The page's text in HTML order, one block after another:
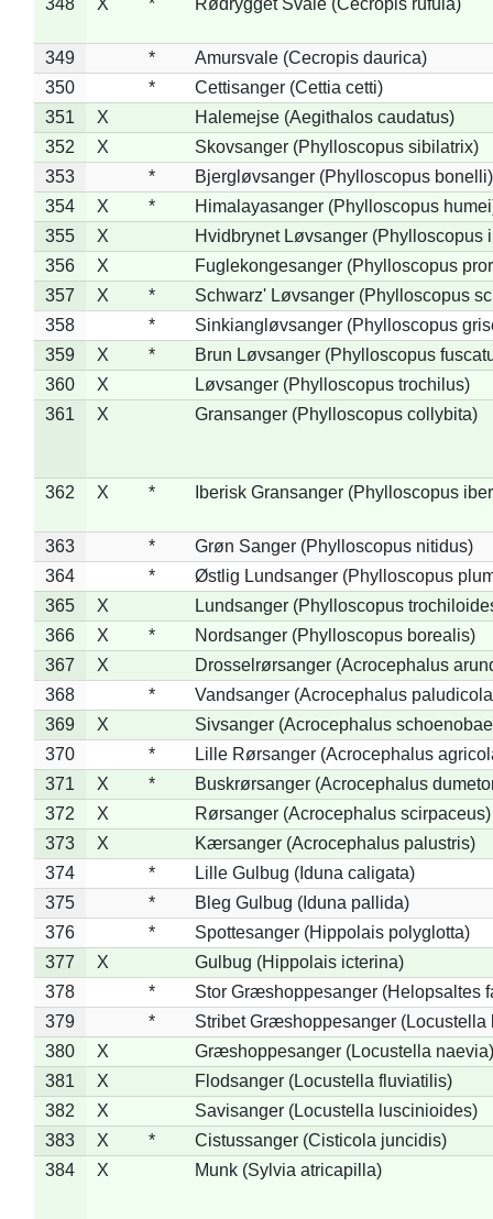
349 *
Amursvale (Cecropis daurica)
350
*
Cettisanger (Cettia cetti)
351
X
Halemejse (Aegithalos caudatus)
352
X
Skovsanger (Phylloscopus sibilatrix)
353
*
Bjergløvsanger (Phylloscopus bonelli)
354
X *
Himalayasanger (Phylloscopus
355
X
Hvidbrynet Løvsanger (Phylloscopus
356
X
Fuglekongesanger (Phylloscopus
357
X *
Schwarz' Løvsanger (Phylloscopus
358
*
Sinkiangløvsanger (Phylloscopus
359
X *
Brun Løvsanger (Phylloscopus
360
X
Løvsanger (Phylloscopus trochilus)
361
X Gransanger (Phylloscopus collybita)
362 X * Iberisk Gransanger (Phylloscopus
363 *
Grøn Sanger (Phylloscopus nitidus)
364
*
Østlig Lundsanger (Phylloscopus
365
X
Lundsanger (Phylloscopus
366
X *
Nordsanger (Phylloscopus borealis)
367
X
Drosselrørsanger (Acrocephalus
368
*
Vandsanger (Acrocephalus
369
X
Sivsanger (Acrocephalus
370
*
Lille Rørsanger (Acrocephalus
371
X *
Buskrørsanger (Acrocephalus
372
X
Rørsanger (Acrocephalus scirpaceus)
373
X
Kærsanger (Acrocephalus palustris)
374
*
Lille Gulbug (Iduna caligata)
375
*
Bleg Gulbug (Iduna pallida)
376
*
Spottesanger (Hippolais polyglotta)
377
X
Gulbug (Hippolais icterina)
378
*
Stor Græshoppesanger (Helopsaltes
379
*
Stribet Græshoppesanger (Locustella
380
X
Græshoppesanger (Locustella naevia)
381
X
Flodsanger (Locustella fluviatilis)
382
X
Savisanger (Locustella luscinioides)
383
X *
Cistussanger (Cisticola juncidis)
384
X Munk (Sylvia atricapilla)